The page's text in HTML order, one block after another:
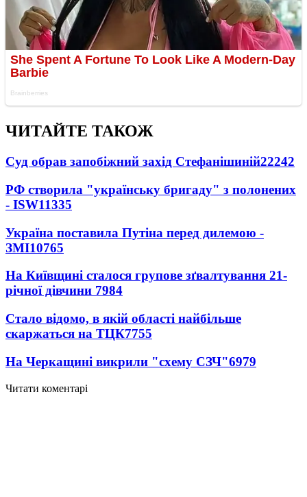
ЧИТАЙТЕ ТАКОЖ
Суд обрав запобіжний захід Стефанішиній22242
РФ створила "українську бригаду" з полонених
- ISW11335
Україна поставила Путіна перед дилемою -
ЗМІ10765
На Київщині сталося групове зґвалтування 21-
річної дівчини 7984
Стало відомо, в якій області найбільше
скаржаться на ТЦК7755
На Черкащині викрили "схему СЗЧ"6979
Читати коментарі